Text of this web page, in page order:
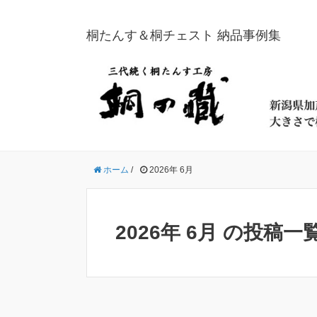
桐たんす＆桐チェスト 納品事例集
ホーム / 2026年 6月
2026年 6月 の投稿一